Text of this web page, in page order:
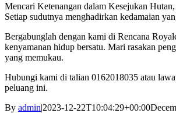
Mencari Ketenangan dalam Kesejukan
Setiap sudutnya menghadirkan kedamaian
Bergabunglah dengan kami di Rencana
kenyamanan hidup bersatu. Mari rasakan
yang memukau.
Hubungi kami di talian 0162018035 atau
peluang ini.
By admin|2023-12-22T10:04:29+00:00